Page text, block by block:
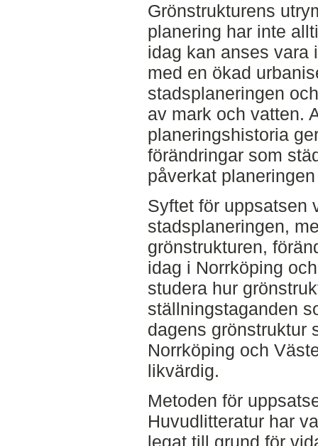
Grönstrukturens
planering har inte
idag kan anses vara
med en ökad
stadsplaneringen
av mark och vatten.
planeringshistoria
förändringar som
påverkat
Syftet för uppsatsen
stadsplaneringen,
grönstrukturen,
idag i Norrköping
studera hur
ställningstaganden
dagens grönstruktur
Norrköping och
likvärdig.
Metoden för
Huvudlitteratur har
legat till grund för